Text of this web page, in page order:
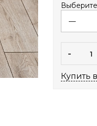
-
Купить